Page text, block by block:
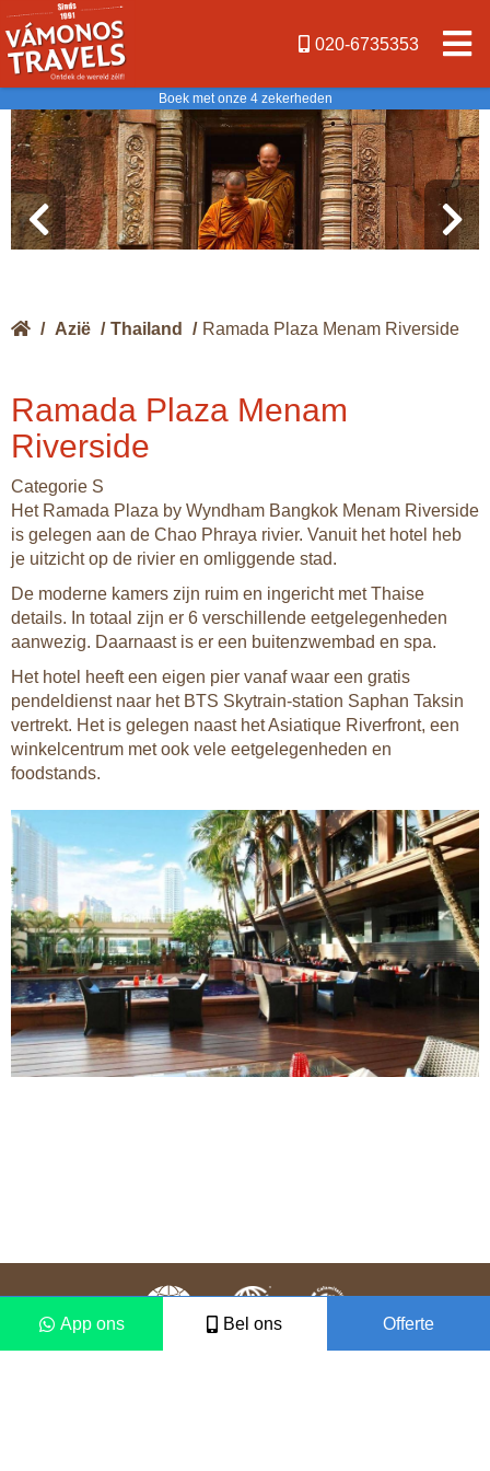
020-6735353
Boek met onze 4 zekerheden
/ Azië / Thailand / Ramada Plaza Menam Riverside
Ramada Plaza Menam
Riverside
Categorie S
Het Ramada Plaza by Wyndham Bangkok Menam Riverside
is gelegen aan de Chao Phraya rivier. Vanuit het hotel heb
je uitzicht op de rivier en omliggende stad.
De moderne kamers zijn ruim en ingericht met Thaise
details. In totaal zijn er 6 verschillende eetgelegenheden
aanwezig. Daarnaast is er een buitenzwembad en spa.
Het hotel heeft een eigen pier vanaf waar een gratis
pendeldienst naar het BTS Skytrain-station Saphan Taksin
vertrekt. Het is gelegen naast het Asiatique Riverfront, een
winkelcentrum met ook vele eetgelegenheden en
foodstands.
App ons Bel ons Offerte